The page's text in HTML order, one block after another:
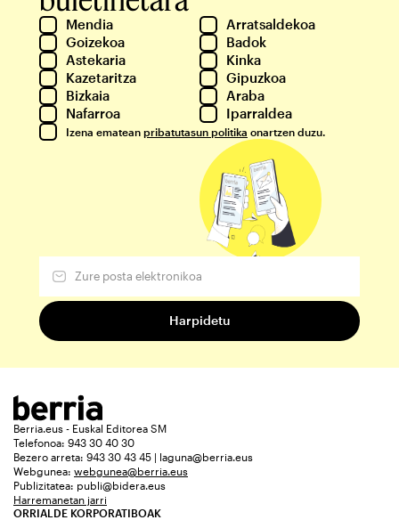
Mendia
Arratsaldekoa
Goizekoa
Badok
Astekaria
Kinka
Kazetaritza
Gipuzkoa
Bizkaia
Araba
Nafarroa
Iparraldea
Izena ematean pribatutasun politika onartzen duzu.
Berria.eus - Euskal Editorea SM
Telefonoa: 943 30 40 30
Bezero arreta: 943 30 43 45 | laguna@berria.eus
Webgunea: webgunea@berria.eus
Publizitatea: publi@bidera.eus
Harremanetan jarri
ORRIALDE KORPORATIBOAK